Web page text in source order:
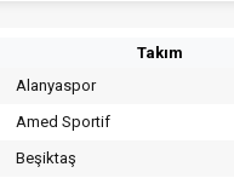
Takım
Alanyaspor
Amed Sportif
Beşiktaş